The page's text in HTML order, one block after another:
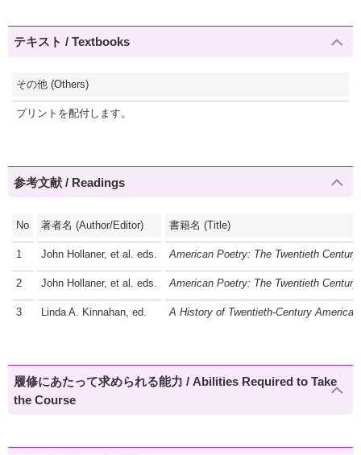
テキスト / Textbooks
その他 (Others)
プリントを配付します。
参考文献 / Readings
No 著者名 (Author/Editor) 書籍名 (Title)
1 John Hollaner, et al. eds. American Poetry: The Twentieth Century,
2 John Hollaner, et al. eds. American Poetry: The Twentieth Century,
3 Linda A. Kinnahan, ed. A History of Twentieth-Century
履修にあたって求められる能力 / Abilities Required to Take
the Course